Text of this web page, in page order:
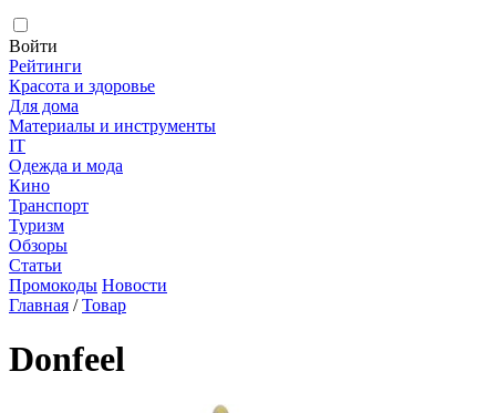
Войти
Рейтинги
Красота и здоровье
Для дома
Материалы и инструменты
IT
Одежда и мода
Кино
Транспорт
Туризм
Обзоры
Статьи
Промокоды Новости
Главная /Товар
Donfeel